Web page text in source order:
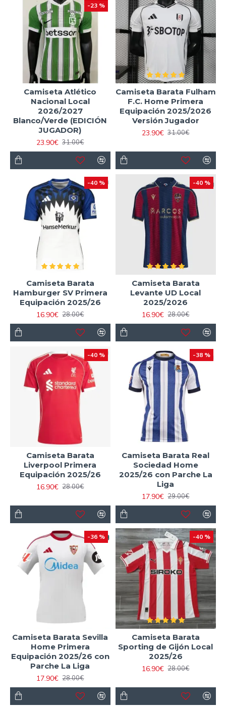
-23 %
Camiseta Atlético
Nacional Local
2026/2027
Blanco/Verde (EDICIÓN
JUGADOR)
23.90€ 31.00€
Camiseta Barata Fulham
F.C. Home Primera
Equipación 2025/2026
Versión Jugador
23.90€ 31.00€
-40 %
Camiseta Barata
Hamburger SV Primera
Equipación 2025/26
16.90€ 28.00€
-40 %
Camiseta Barata
Levante UD Local
2025/2026
16.90€ 28.00€
-40 %
Camiseta Barata
Liverpool Primera
Equipación 2025/26
16.90€ 28.00€
-38 %
Camiseta Barata Real
Sociedad Home
2025/26 con Parche La
Liga
17.90€ 29.00€
-36 %
Camiseta Barata Sevilla
Home Primera
Equipación 2025/26 con
Parche La Liga
17.90€ 28.00€
-40 %
Camiseta Barata
Sporting de Gijón Local
2025/26
16.90€ 28.00€